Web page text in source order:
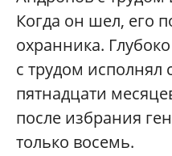
Когда он шел, его
охранника.
с трудом исполнял
пятнадцати
после избрания
только восемь.